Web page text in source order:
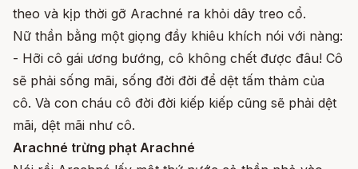
theo và kịp thời gỡ Arachné ra khỏi dây treo cổ.
Nữ thần bằng một giọng đầy khiêu khích nói với nàng:
- Hỡi cô gái ương bướng, cô không chết được đâu! Cô
sẽ phải sống mãi, sống đời đời để dệt tấm thảm của
cô. Và con cháu cô đời đời kiếp kiếp cũng sẽ phải dệt
mãi, dệt mãi như cô.
Arachné trừng phạt Arachné